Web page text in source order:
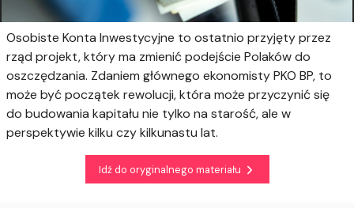
Osobiste Konta Inwestycyjne to ostatnio przyjęty przez
rząd projekt, który ma zmienić podejście Polaków do
oszczędzania. Zdaniem głównego ekonomisty PKO BP, to
może być początek rewolucji, która może przyczynić się
do budowania kapitału nie tylko na starość, ale w
perspektywie kilku czy kilkunastu lat.
Idź do oryginalnego materiału